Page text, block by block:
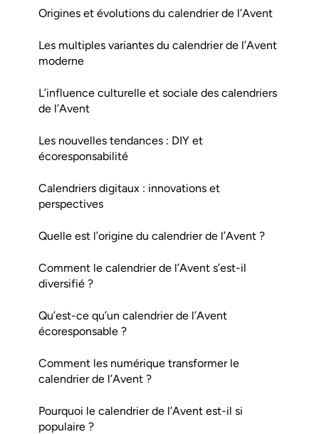
Origines et évolutions du calendrier de l’Avent
Les multiples variantes du calendrier de l’Avent
moderne
L’influence culturelle et sociale des calendriers
de l’Avent
Les nouvelles tendances : DIY et
écoresponsabilité
Calendriers digitaux : innovations et
perspectives
Quelle est l’origine du calendrier de l’Avent ?
Comment le calendrier de l’Avent s’est-il
diversifié ?
Qu’est-ce qu’un calendrier de l’Avent
écoresponsable ?
Comment les numérique transformer le
calendrier de l’Avent ?
Pourquoi le calendrier de l’Avent est-il si
populaire ?